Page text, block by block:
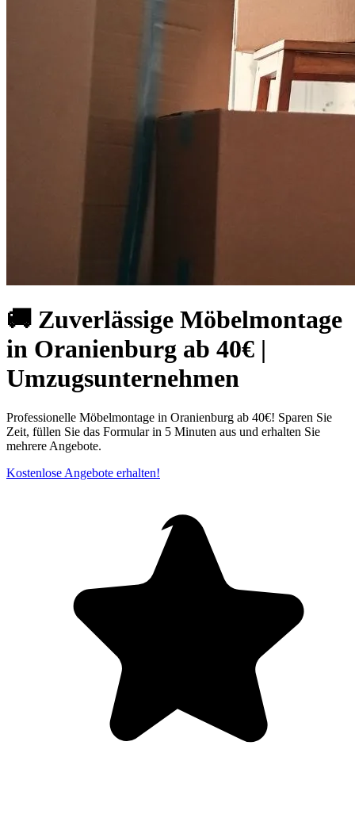
🚚 Zuverlässige Möbelmontage
in Oranienburg ab 40€ |
Umzugsunternehmen
Professionelle Möbelmontage in Oranienburg ab 40€! Sparen Sie
Zeit, füllen Sie das Formular in 5 Minuten aus und erhalten Sie
mehrere Angebote.
Kostenlose Angebote erhalten!